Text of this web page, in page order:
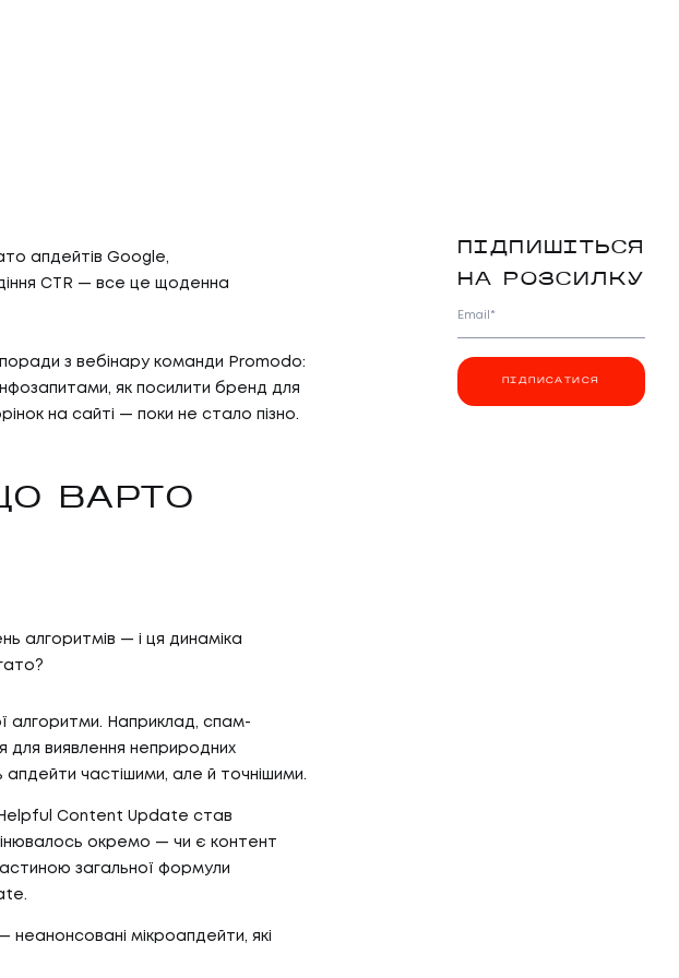
апдейтів Google,
CTR — все це щоденна
поради з вебінару команди Promodo:
як посилити бренд для
на сайті — поки не стало пізно.
ВАРТО
алгоритмів — і ця динаміка
алгоритми. Наприклад, спам-
виявлення неприродних
апдейти частішими, але й точнішими.
Content Update став
окремо — чи є контент
загальної формули
мікроапдейти, які
ПІДПИШІТЬСЯ
НА РОЗСИЛКУ
Email*
ПІДПИСАТИСЯ